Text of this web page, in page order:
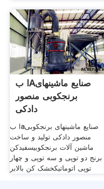
ا بAصنایع ماشینهای
برنجکوبی منصور
دادکی
ا بaصنایع ماشینهای برنجکوبی
منصور دادکی تولید و ساخت
ماشین آلات برنجکوبیسفیدکن
برنج دو توپی و سه توپی و چهار
توپی اتوماتیکخشک کن بالابر